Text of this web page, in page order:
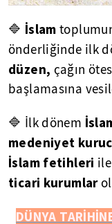
🔷 İslam
önderliğinde ilk
düzen, çağın
başlamasına
🔷 İlk dönem
medeniyet
İslam fetihleri
ticari kurumlar
DÜNYA